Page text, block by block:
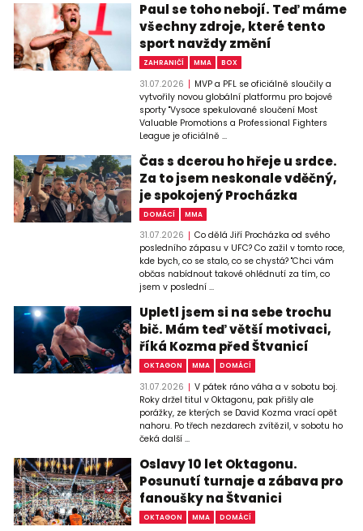
Paul se toho nebojí. Teď máme
všechny zdroje, které tento
sport navždy změní
ZAHRANIČÍ MMA BOX
31.07.2026
MVP a PFL se oficiálně sloučily a
vytvořily novou globální platformu pro bojové
sporty "Vysoce spekulované sloučení Most
Valuable Promotions a Professional Fighters
League je oficiálně ...
Čas s dcerou ho hřeje u srdce.
Za to jsem neskonale vděčný,
je spokojený Procházka
DOMÁCÍ MMA
31.07.2026
Co dělá Jiří Procházka od svého
posledního zápasu v UFC? Co zažil v tomto roce,
kde bych, co se stalo, co se chystá? "Chci vám
občas nabídnout takové ohlédnutí za tím, co
jsem v poslední ...
Upletl jsem si na sebe trochu
bič. Mám teď větší motivaci,
říká Kozma před Štvanicí
OKTAGON MMA DOMÁCÍ
31.07.2026
V pátek ráno váha a v sobotu boj.
Roky držel titul v Oktagonu, pak přišly ale
porážky, ze kterých se David Kozma vrací opět
nahoru. Po třech nezdarech zvítězil, v sobotu ho
čeká další ...
Oslavy 10 let Oktagonu.
Posunutí turnaje a zábava pro
fanoušky na Štvanici
OKTAGON MMA DOMÁCÍ